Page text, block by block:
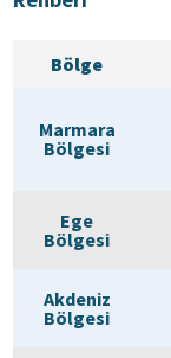
Bölge
Marmara
Bölgesi
Ege
Bölgesi
Akdeniz
Bölgesi